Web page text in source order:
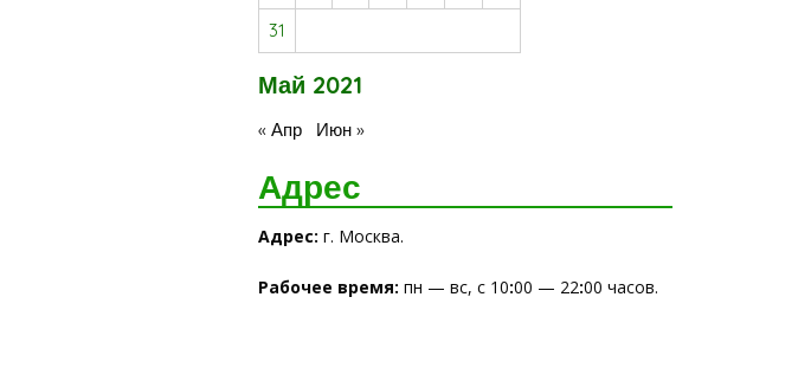
Май 2021
31
« Апр Июн »
Адрес
Адрес: г. Москва.
Рабочее время: пн — вс, с 10:00 — 22:00 часов.